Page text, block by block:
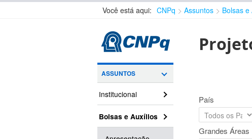
Você está aqui: CNPq Assuntos Bolsas
ASSUNTOS
Institucional
Bolsas e Auxílios
País
Grandes Áreas